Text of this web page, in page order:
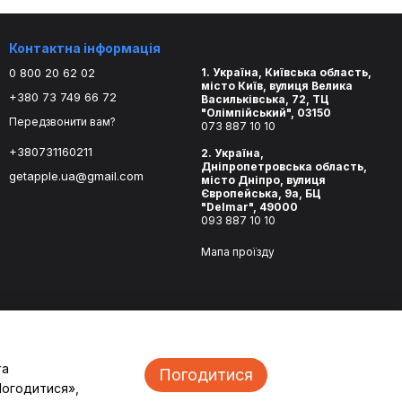
Контактна інформація
0 800 20 62 02
+380 73 749 66 72
Передзвонити вам?
+380731160211
getapple.ua@gmail.com
1. Україна, Київська область,
місто Київ, вулиця Велика
Васильківська, 72, ТЦ
"Олімпійський", 03150
073 887 10 10
2. Україна,
Дніпропетровська область,
місто Дніпро, вулиця
Європейська, 9а, БЦ
"Delmar", 49000
093 887 10 10
Мапа проїзду
Погодитися